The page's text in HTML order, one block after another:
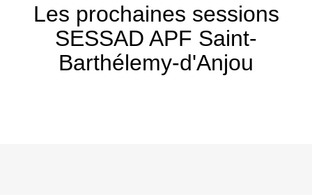
Les prochaines sessions
SESSAD APF Saint-
Barthélemy-d'Anjou